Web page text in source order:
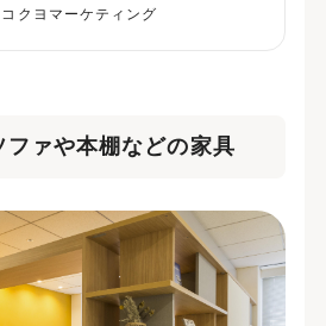
クヨマーケティング
ファや本棚などの家具